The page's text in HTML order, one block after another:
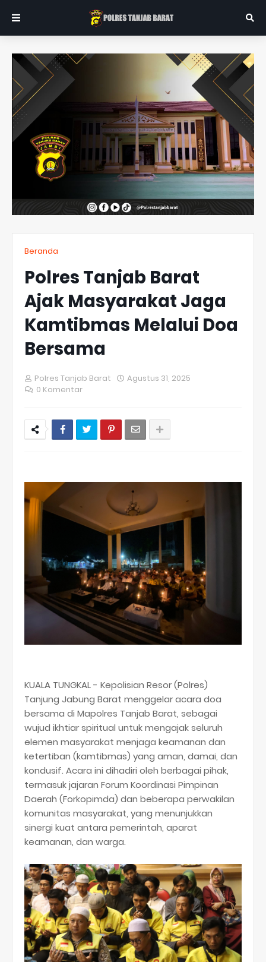
Beranda
Polres Tanjab Barat
Ajak Masyarakat Jaga
Kamtibmas Melalui Doa
Bersama
Polres Tanjab Barat
Agustus 31, 2025
0 Komentar
KUALA TUNGKAL- Kepolisian Resor (Polres)
Tanjung Jabung Barat menggelar acara doa
bersama di Mapolres Tanjab Barat, sebagai
wujud ikhtiar spiritual untuk mengajak seluruh
elemen masyarakat menjaga keamanan dan
ketertiban (kamtibmas) yang aman, damai, dan
kondusif. Acara ini dihadiri oleh berbagai pihak,
termasuk jajaran Forum Koordinasi Pimpinan
Daerah (Forkopimda) dan beberapa perwakilan
komunitas masyarakat, yang menunjukkan
sinergi kuat antara pemerintah, aparat
keamanan, dan warga.